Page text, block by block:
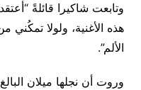
وتابعت شاكيرا قائلةً
هذه الأغنية، ولولا
الألم”.
وروت أن نجلها ميلان